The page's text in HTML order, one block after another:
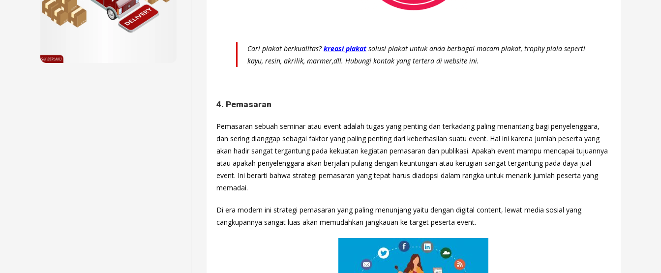
Cari plakat berkualitas?kreasi plakatsolusi plakat untuk anda berbagai macam plakat, trophy piala seperti
kayu, resin, akrilik, marmer,dll. Hubungi kontak yang tertera di website ini.
4. Pemasaran
Pemasaran sebuah seminar atau event adalah tugas yang penting dan terkadang paling menantang bagi penyelenggara,
dan sering dianggap sebagai faktor yang paling penting dari keberhasilan suatu event. Hal ini karena jumlah peserta yang
akan hadir sangat tergantung pada kekuatan kegiatan pemasaran dan publikasi. Apakah event mampu mencapai tujuannya
atau apakah penyelenggara akan berjalan pulang dengan keuntungan atau kerugian sangat tergantung pada daya jual
event. Ini berarti bahwa strategi pemasaran yang tepat harus diadopsi dalam rangka untuk menarik jumlah peserta yang
memadai.
Di era modern ini strategi pemasaran yang paling menunjang yaitu dengan digital content, lewat media sosial yang
cangkupannya sangat luas akan memudahkan jangkauan ke target peserta event.